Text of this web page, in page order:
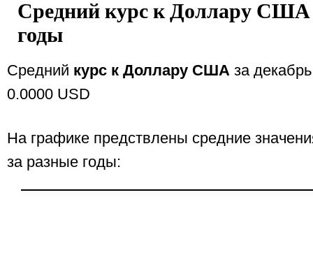
Средний курс к Доллару США
годы
Средний курс к Доллару США за
0.0000 USD
На графике предствлены средние
за разные годы: